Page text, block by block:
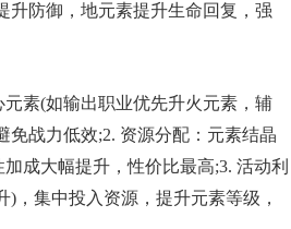
升防御，地元素提升生命回复，强
素(如输出职业优先升火元素，辅
免战力低效;2. 资源分配：元素结晶
成大幅提升，性价比最高;3. 活动利
，集中投入资源，提升元素等级，